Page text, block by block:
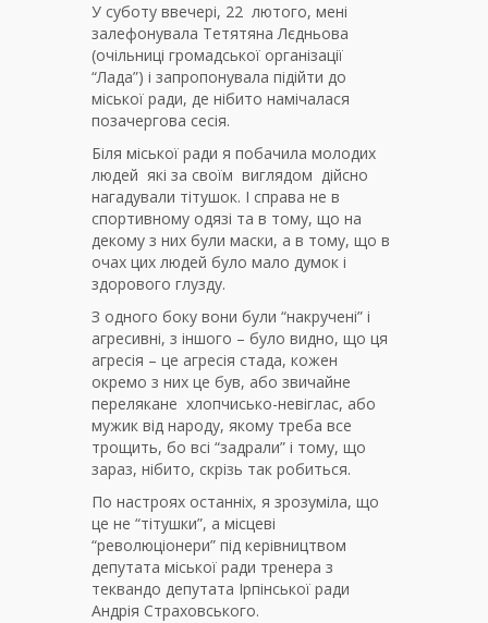
У суботу ввечері, 22 лютого, мені
залефонувала Тетятяна Лєдньова
(очільниці громадської організації
“Лада”) і запропонувала підійти до
міської ради, де нібито намічалася
позачергова сесія.
Біля міської ради я побачила молодих
людей які за своїм виглядом дійсно
нагадували тітушок. І справа не в
спортивному одязі та в тому, що на
декому з них були маски, а в тому, що в
очах цих людей було мало думок і
здорового глузду.
З одного боку вони були “накручені” і
агресивні, з іншого – було видно, що ця
агресія – це агресія стада, кожен
окремо з них це був, або звичайне
перелякане хлопчисько-невіглас, або
мужик від народу, якому треба все
трощить, бо всі “задрали” і тому, що
зараз, нібито, скрізь так робиться.
По настроях останніх, я зрозуміла, що
це не “тітушки”, а місцеві
“революціонери” під керівництвом
депутата міської ради тренера з
теквандо депутата Ірпінської ради
Андрія Страховського.